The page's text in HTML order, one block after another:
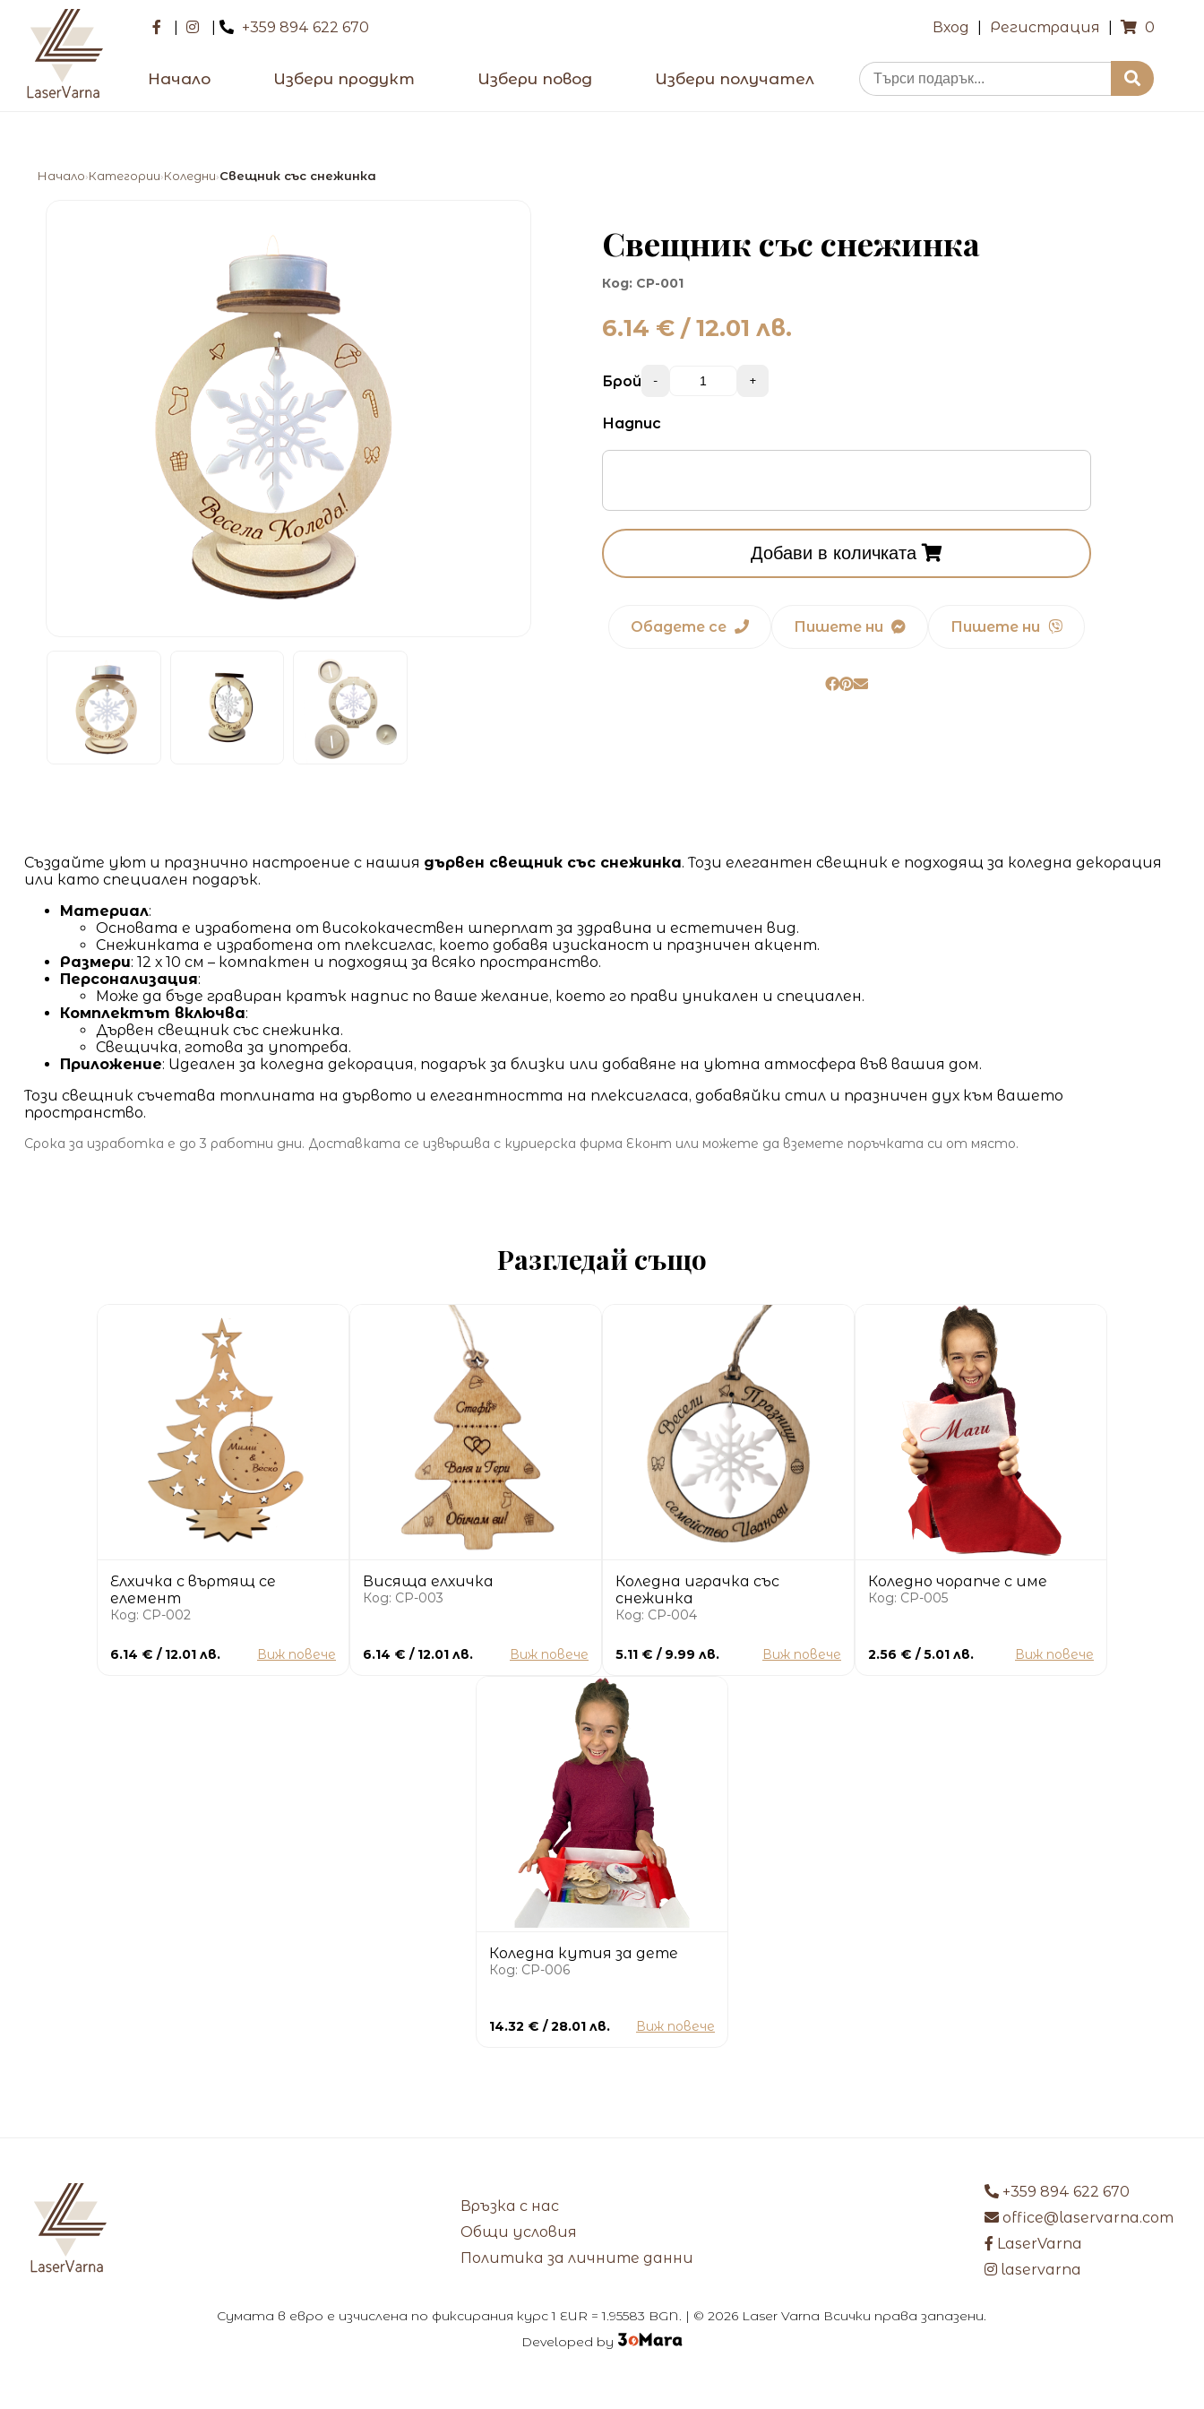
+359 894 622 670 Вход Регистрация 0
Начало Избери продукт Избери повод Избери получател
Начало›Категории›Коледни›Свещник със снежинка
Свещник със снежинка
Код: CP-001
6.14 € / 12.01 лв.
Брой - +
Надпис
Добави в количката
Обадете се Пишете ни Пишете ни
Създайте уют и празнично настроение с нашия дървен свещник със снежинка. Този елегантен свещник е подходящ за коледна декорация
или като специален подарък.
Материал:
Основата е изработена от висококачествен шперплат за здравина и естетичен вид.
Снежинката е изработена от плексиглас, което добавя изисканост и празничен акцент.
Размери: 12 х 10 см – компактен и подходящ за всяко пространство.
Персонализация:
Може да бъде гравиран кратък надпис по ваше желание, което го прави уникален и специален.
Комплектът включва:
Дървен свещник със снежинка.
Свещичка, готова за употреба.
Приложение: Идеален за коледна декорация, подарък за близки или добавяне на уютна атмосфера във вашия дом.
Този свещник съчетава топлината на дървото и елегантността на плексигласа, добавяйки стил и празничен дух към вашето
пространство.
Срока за изработка е до 3 работни дни. Доставката се извършва с куриерска фирма Еконт или можете да вземете поръчката си от място.
Разгледай също
Елхичка с въртящ се
елемент
Код: CP-002
6.14 € / 12.01 лв. Виж повече
Висяща елхичка
Код: CP-003
6.14 € / 12.01 лв. Виж повече
Коледна играчка със
снежинка
Код: CP-004
5.11 € / 9.99 лв. Виж повече
Коледно чорапче с име
Код: CP-005
2.56 € / 5.01 лв. Виж повече
Коледна кутия за дете
Код: CP-006
14.32 € / 28.01 лв. Виж повече
Връзка с нас
Общи условия
Политика за личните данни
+359 894 622 670
office@laservarna.com
LaserVarna
laservarna
Сумата в евро е изчислена по фиксирания курс 1 EUR = 1.95583 BGN. | © 2026 Laser Varna Всички права запазени.
Developed by